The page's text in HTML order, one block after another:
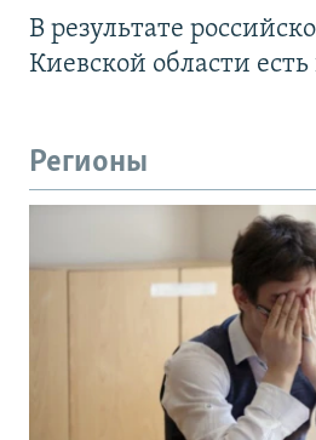
В результате
Киевской области
Регионы